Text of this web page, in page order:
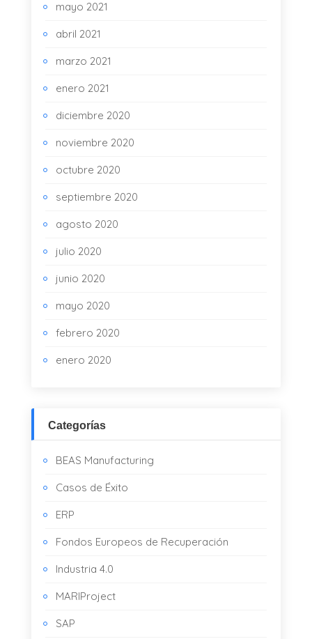
mayo 2021
abril 2021
marzo 2021
enero 2021
diciembre 2020
noviembre 2020
octubre 2020
septiembre 2020
agosto 2020
julio 2020
junio 2020
mayo 2020
febrero 2020
enero 2020
Categorías
BEAS Manufacturing
Casos de Éxito
ERP
Fondos Europeos de Recuperación
Industria 4.0
MARIProject
SAP